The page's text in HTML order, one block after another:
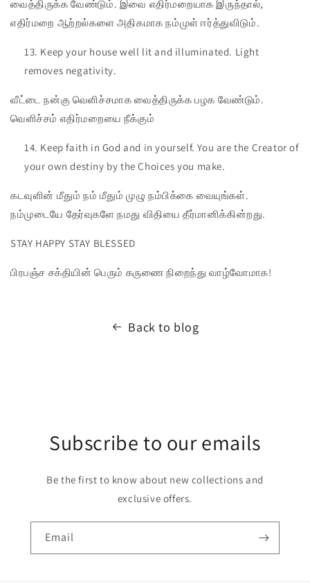
வைத்திருக்க வேண்டும். இவை எதிர்மறையாக இருந்தால்,
எதிர்மறை ஆற்றல்களை அதிகமாக நம்முள் ஈர்த்துவிடும்.
Keep your house well lit and illuminated. Light
removes negativity.
வீட்டை நன்கு வெளிச்சமாக வைத்திருக்க பழக வேண்டும்.
வெளிச்சம் எதிர்மறையை நீக்கும்
Keep faith in God and in yourself. You are the Creator of
your own destiny by the Choices you make.
கடவுளின் மீதும் நம் மீதும் முழு நம்பிக்கை வையுங்கள்.
நம்முடையே தேர்வுகளே நமது விதியை தீர்மானிக்கின்றது.
STAY HAPPY STAY BLESSED
பிரபஞ்ச சக்தியின் பெரும் கருணை நிறைந்து வாழ்வோமாக!
Back to blog
Subscribe to our emails
Be the first to know about new collections and
exclusive offers.
Email